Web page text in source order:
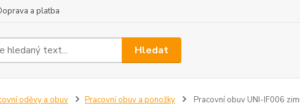
a platba
Hledat
oděvy a obuv Pracovní obuv a ponožky Pracovní obuv UNI-IF006